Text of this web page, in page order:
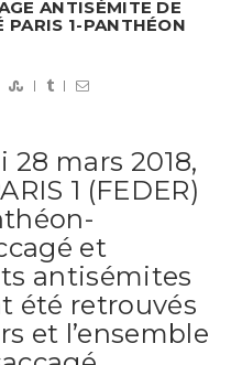
ANTISÉMITE DE
PARIS 1-PANTHÉON
mars 2018,
1 (FEDER)
et
antisémites
été retrouvés
et l’ensemble